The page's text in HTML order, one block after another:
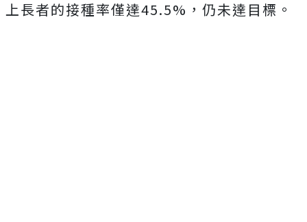
上長者的接種率僅達45.5%，仍未達目標。